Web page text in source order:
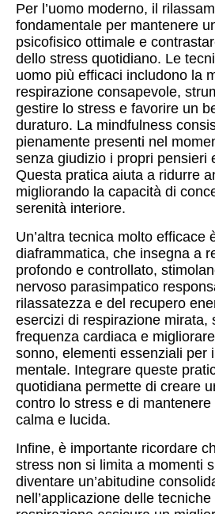
Per l’uomo moderno, il
fondamentale per mantenere
psicofisico ottimale e
dello stress quotidiano. Le
uomo più efficaci includono la
respirazione consapevole,
gestire lo stress e favorire un
duraturo. La mindfulness
pienamente presenti nel
senza giudizio i propri pensieri
Questa pratica aiuta a ridurre
migliorando la capacità di
serenità interiore.
Un’altra tecnica molto efficace
diaframmatica, che insegna a
profondo e controllato,
nervoso parasimpatico
rilassatezza e del recupero
esercizi di respirazione mirata,
frequenza cardiaca e
sonno, elementi essenziali per
mentale. Integrare queste
quotidiana permette di creare
contro lo stress e di
calma e lucida.
Infine, è importante ricordare
stress non si limita a momenti
diventare un’abitudine
nell’applicazione delle